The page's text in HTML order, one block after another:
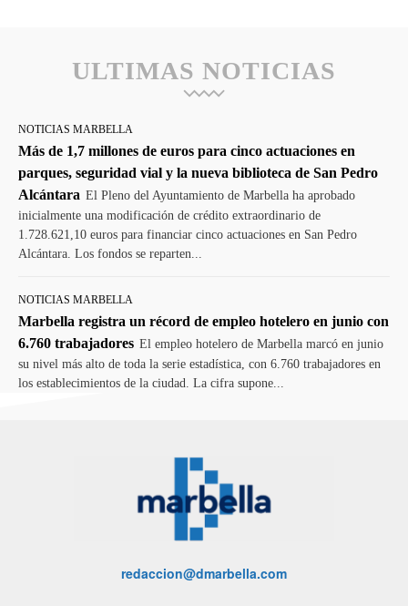
ULTIMAS NOTICIAS
NOTICIAS MARBELLA
Más de 1,7 millones de euros para cinco actuaciones en
parques, seguridad vial y la nueva biblioteca de San Pedro
Alcántara El Pleno del Ayuntamiento de Marbella ha aprobado
inicialmente una modificación de crédito extraordinario de
1.728.621,10 euros para financiar cinco actuaciones en San Pedro
Alcántara. Los fondos se reparten...
NOTICIAS MARBELLA
Marbella registra un récord de empleo hotelero en junio con
6.760 trabajadores El empleo hotelero de Marbella marcó en junio
su nivel más alto de toda la serie estadística, con 6.760 trabajadores en
los establecimientos de la ciudad. La cifra supone...
redaccion@dmarbella.com